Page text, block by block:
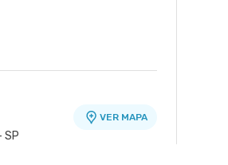
SP
VER MAPA